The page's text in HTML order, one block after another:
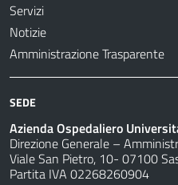
Servizi
Notizie
Amministrazione Trasparente
SEDE
Azienda Ospedaliero
Direzione Generale –
Viale San Pietro, 10- 07100
Partita IVA 02268260904